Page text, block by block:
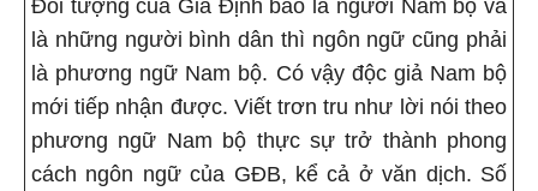
Đối tượng của Gia Định báo là người Nam bộ và
là những người bình dân thì ngôn ngữ cũng phải
là phương ngữ Nam bộ. Có vậy độc giả Nam bộ
mới tiếp nhận được. Viết trơn tru như lời nói theo
phương ngữ Nam bộ thực sự trở thành phong
cách ngôn ngữ của GĐB, kể cả ở văn dịch. Số